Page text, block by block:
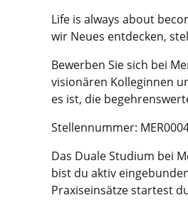
Life is always about
wir Neues entdecken,
Bewerben Sie sich bei
visionären Kolleginnen
es ist, die
Stellennummer:
Das Duale Studium bei
bist du aktiv
Praxiseinsätze startest